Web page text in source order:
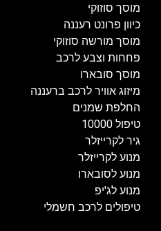
מוסך סוזוקי
כיוון פרונט רעננה
מוסך מורשה סוזוקי
פחחות וצבע לרכב
מוסך סובארו
מיזוג אוויר לרכב ברעננה
החלפת שמנים
טיפול 10000
גיר לקרייזלר
מנוע לקרייזלר
מנוע לסובארו
מנוע לג'יפ
טיפולים לרכב חשמלי